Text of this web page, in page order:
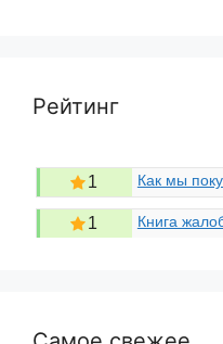
Рейтинг
1 Как мы
1 Книга